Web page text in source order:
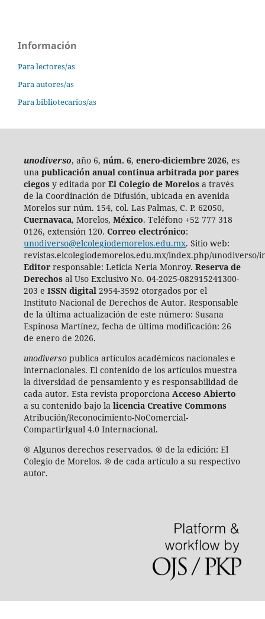
Información
Para lectores/as
Para autores/as
Para bibliotecarios/as
unodiverso, año 6, núm. 6, enero-diciembre 2026, es
una publicación anual continua arbitrada por pares
ciegosy editada por El Colegio de Morelosa través
de la Coordinación de Difusión, ubicada en avenida
Morelos sur núm. 154, col. Las Palmas, C. P. 62050,
Cuernavaca, Morelos, México. Teléfono +52 777 318
0126, extensión 120. Correo electrónico:
unodiverso@elcolegiodemorelos.edu.mx. Sitio web:
revistas.elcolegiodemorelos.edu.mx/index.php/unodiverso/
Editor responsable: Leticia Neria Monroy. Reserva de
Derechosal Uso Exclusivo No. 04-2025-082915241300-
203 e ISSN digital 2954-3592 otorgados por el
Instituto Nacional de Derechos de Autor. Responsable
de la última actualización de este número: Susana
Espinosa Martínez, fecha de última modificación: 26
de enero de 2026.
unodiversopublica artículos académicos nacionales e
internacionales. El contenido de los artículos muestra
la diversidad de pensamiento y es responsabilidad de
cada autor. Esta revista proporciona Acceso Abierto
a su contenido bajo la licencia Creative Commons
Atribución/Reconocimiento-NoComercial-
CompartirIgual 4.0 Internacional.
® Algunos derechos reservados. ® de la edición: El
Colegio de Morelos. ® de cada artículo a su respectivo
autor.